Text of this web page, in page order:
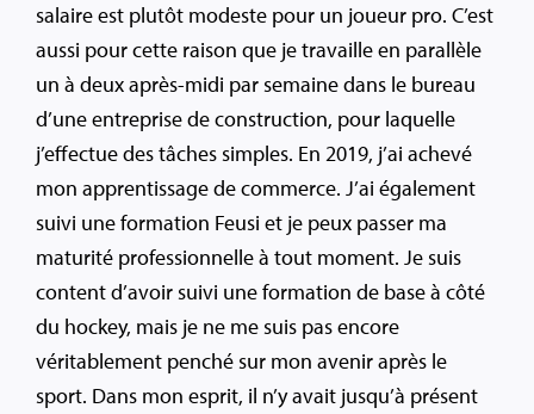
salaire est plutôt modeste pour un joueur pro. C’est
aussi pour cette raison que je travaille en parallèle
un à deux après-midi par semaine dans le bureau
d’une entreprise de construction, pour laquelle
j’effectue des tâches simples. En 2019, j’ai achevé
mon apprentissage de commerce. J’ai également
suivi une formation Feusi et je peux passer ma
maturité professionnelle à tout moment. Je suis
content d’avoir suivi une formation de base à côté
du hockey, mais je ne me suis pas encore
véritablement penché sur mon avenir après le
sport. Dans mon esprit, il n’y avait jusqu’à présent